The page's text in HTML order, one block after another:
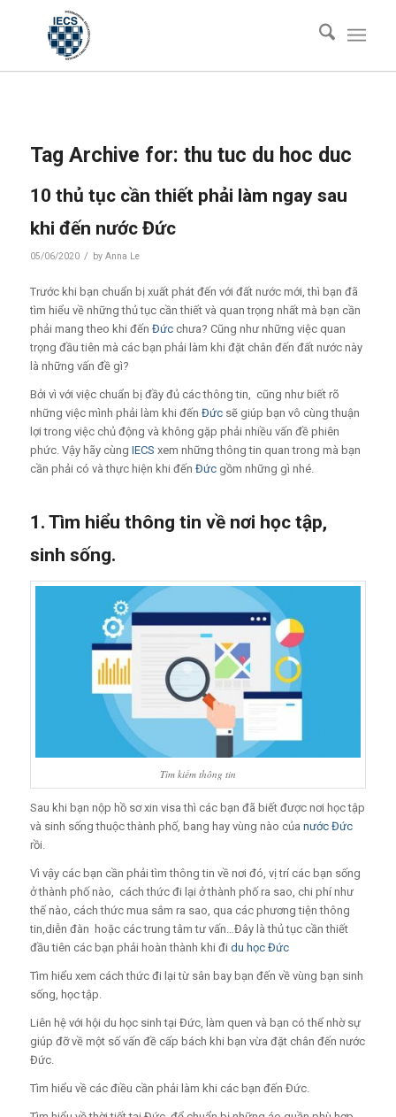
Tag Archive for: thu tuc du hoc duc
10 thủ tục cần thiết phải làm ngay sau
khi đến nước Đức
05/06/2020 / by Anna Le
Trước khi bạn chuẩn bị xuất phát đến với đất nước mới, thì bạn đã
tìm hiểu về những thủ tục cần thiết và quan trọng nhất mà bạn cần
phải mang theo khi đến Đứcchưa? Cũng như những việc quan
trọng đầu tiên mà các bạn phải làm khi đặt chân đến đất nước này
là những vấn đề gì?
Bởi vì với việc chuẩn bị đầy đủ các thông tin, cũng như biết rõ
những việc mình phải làm khi đến Đứcsẽ giúp bạn vô cùng thuận
lợi trong việc chủ động và không gặp phải nhiều vấn đề phiên
phức. Vậy hãy cùng IECS xem những thông tin quan trong mà bạn
cần phải có và thực hiện khi đến Đứcgồm những gì nhé.
1. Tìm hiểu thông tin về nơi học tập,
sinh sống.
Tìm kiếm thông tin
Sau khi bạn nộp hồ sơ xin visa thì các bạn đã biết được nơi học tập
và sinh sống thuộc thành phố, bang hay vùng nào của nước Đức
rồi.
Vì vậy các bạn cần phải tìm thông tin về nơi đó, vị trí các bạn sống
ở thành phố nào, cách thức đi lại ở thành phố ra sao, chi phí như
thế nào, cách thức mua sắm ra sao, qua các phương tiện thông
tin,diễn đàn hoặc các trung tâm tư vấn…Đây là thủ tục cần thiết
đầu tiên các bạn phải hoàn thành khi đi du học Đức
Tìm hiểu xem cách thức đi lại từ sân bay bạn đến về vùng bạn sinh
sống, học tập.
Liên hệ với hội du học sinh tại Đức, làm quen và bạn có thể nhờ sự
giúp đỡ về một số vấn đề cấp bách khi bạn vừa đặt chân đến nước
Đức.
Tìm hiểu về các điều cần phải làm khi các bạn đến Đức.